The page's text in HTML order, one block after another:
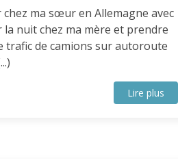
ma sœur en Allemagne avec
nuit chez ma mère et prendre
trafic de camions sur autoroute
Lire plus